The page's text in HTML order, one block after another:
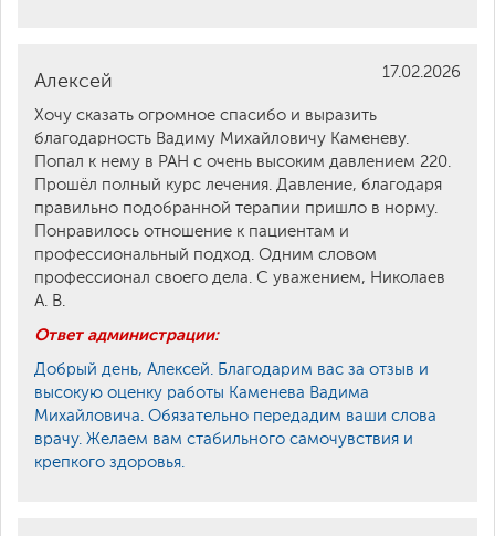
17.02.2026
Алексей
Хочу сказать огромное спасибо и выразить
благодарность Вадиму Михайловичу Каменеву.
Попал к нему в РАН с очень высоким давлением 220.
Прошёл полный курс лечения. Давление, благодаря
правильно подобранной терапии пришло в норму.
Понравилось отношение к пациентам и
профессиональный подход. Одним словом
профессионал своего дела. С уважением, Николаев
А. В.
Ответ администрации:
Добрый день, Алексей. Благодарим вас за отзыв и
высокую оценку работы Каменева Вадима
Михайловича. Обязательно передадим ваши слова
врачу. Желаем вам стабильного самочувствия и
крепкого здоровья.